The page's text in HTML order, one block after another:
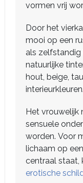
vormen vrij
Door het
mooi op een
als zelfstandig
natuurlijke
hout, beige,
interieurkleuren.
Het vrouwelijk
sensuele
worden. Voor
lichaam op
centraal staat,
erotische